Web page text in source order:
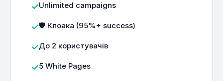
Unlimited campaigns
🛡️ Клоака (95%+ success)
До 2 користувачів
5 White Pages